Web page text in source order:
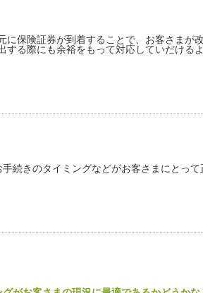
保険証券が到着することで、お客さまが
る際にも余裕をもって対応していだける
手続きのタイミングなどがお客さまにとっ